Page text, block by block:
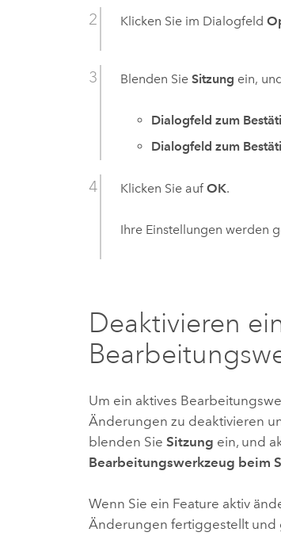
Klicken Sie im Dialogfeld
Blenden SieSitzung ein,
Dialogfeld zum
Dialogfeld zum
Klicken Sie aufOK.
Ihre Einstellungen werden
Deaktivieren
Um ein aktives
Änderungen zu deaktivieren
blenden SieSitzung ein, und
Bearbeitungswerkzeug beim
Wenn Sie ein Feature aktiv
Änderungen fertiggestellt und